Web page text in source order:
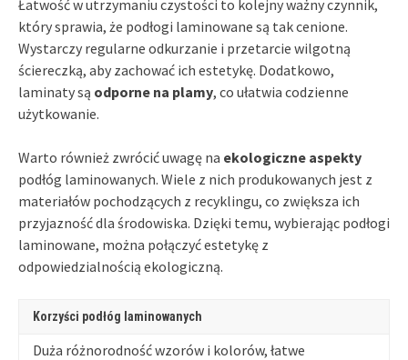
Łatwość w utrzymaniu czystości to kolejny ważny czynnik,
który sprawia, że podłogi laminowane są tak cenione.
Wystarczy regularne odkurzanie i przetarcie wilgotną
ściereczką, aby zachować ich estetykę. Dodatkowo,
laminaty są odporne na plamy, co ułatwia codzienne
użytkowanie.
Warto również zwrócić uwagę na ekologiczne aspekty
podłóg laminowanych. Wiele z nich produkowanych jest z
materiałów pochodzących z recyklingu, co zwiększa ich
przyjazność dla środowiska. Dzięki temu, wybierając podłogi
laminowane, można połączyć estetykę z
odpowiedzialnością ekologiczną.
Korzyści podłóg laminowanych
Duża różnorodność wzorów i kolorów, łatwe